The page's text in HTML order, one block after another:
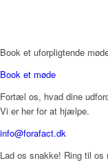
Book et uforpligtende
Book et møde
Fortæl os, hvad dine
Vi er her for at hjælpe.
info@forafact.dk
Lad os snakke! Ring til